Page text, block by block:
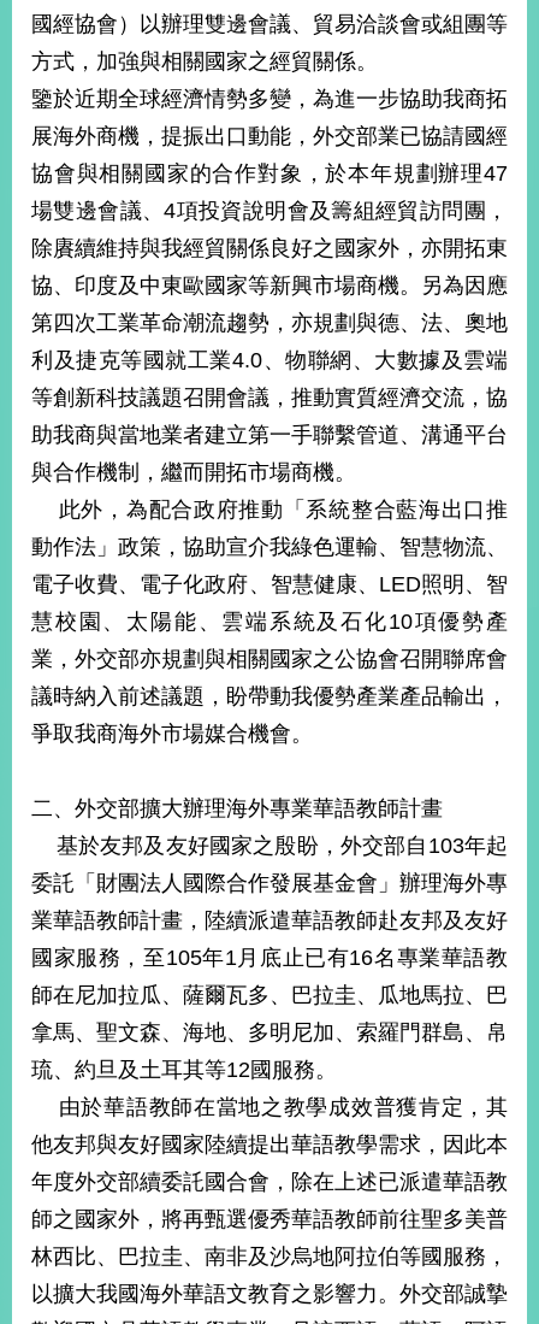
頁
網
站
導
覽
關
於
本
部
新
中
心
外
交
資
訊
國
地
區
國
際
傳
播
資
開
為
民
服
本
關
網
站
部 粉
國經協會）以辦理雙邊會議、貿易洽談會或組團等
方式，加強與相關國家之經貿關係。
鑒於近期全球經濟情勢多變，為進一步協助我商拓
展海外商機，提振出口動能，外交部業已協請國經
協會與相關國家的合作對象，於本年規劃辦理47
場雙邊會議、4項投資說明會及籌組經貿訪問團，
除賡續維持與我經貿關係良好之國家外，亦開拓東
協、印度及中東歐國家等新興市場商機。另為因應
第四次工業革命潮流趨勢，亦規劃與德、法、奧地
利及捷克等國就工業4.0、物聯網、大數據及雲端
等創新科技議題召開會議，推動實質經濟交流，協
助我商與當地業者建立第一手聯繫管道、溝通平台
與合作機制，繼而開拓市場商機。
此外，為配合政府推動「系統整合藍海出口推
動作法」政策，協助宣介我綠色運輸、智慧物流、
電子收費、電子化政府、智慧健康、LED照明、智
慧校園、太陽能、雲端系統及石化10項優勢產
業，外交部亦規劃與相關國家之公協會召開聯席會
議時納入前述議題，盼帶動我優勢產業產品輸出，
爭取我商海外市場媒合機會。
二、外交部擴大辦理海外專業華語教師計畫
基於友邦及友好國家之殷盼，外交部自103年起
委託「財團法人國際合作發展基金會」辦理海外專
業華語教師計畫，陸續派遣華語教師赴友邦及友好
國家服務，至105年1月底止已有16名專業華語教
師在尼加拉瓜、薩爾瓦多、巴拉圭、瓜地馬拉、巴
拿馬、聖文森、海地、多明尼加、索羅門群島、帛
琉、約旦及土耳其等12國服務。
由於華語教師在當地之教學成效普獲肯定，其
他友邦與友好國家陸續提出華語教學需求，因此本
年度外交部續委託國合會，除在上述已派遣華語教
師之國家外，將再甄選優秀華語教師前往聖多美普
林西比、巴拉圭、南非及沙烏地阿拉伯等國服務，
以擴大我國海外華語文教育之影響力。外交部誠摯